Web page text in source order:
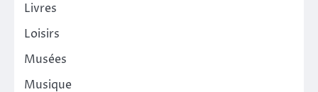
Livres
Loisirs
Musées
Musique